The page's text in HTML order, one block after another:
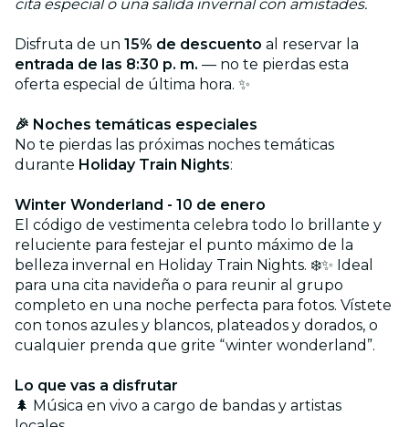
cita especial o una salida invernal con amistades.
Disfruta de un 15% de descuento al reservar la
entrada de las 8:30 p. m. — no te pierdas esta
oferta especial de última hora. ✨
🎉 Noches temáticas especiales
No te pierdas las próximas noches temáticas
durante Holiday Train Nights:
Winter Wonderland - 10 de enero
El código de vestimenta celebra todo lo brillante y
reluciente para festejar el punto máximo de la
belleza invernal en Holiday Train Nights. ❄️✨ Ideal
para una cita navideña o para reunir al grupo
completo en una noche perfecta para fotos. Vístete
con tonos azules y blancos, plateados y dorados, o
cualquier prenda que grite “winter wonderland”.
Lo que vas a disfrutar
🌲 Música en vivo a cargo de bandas y artistas